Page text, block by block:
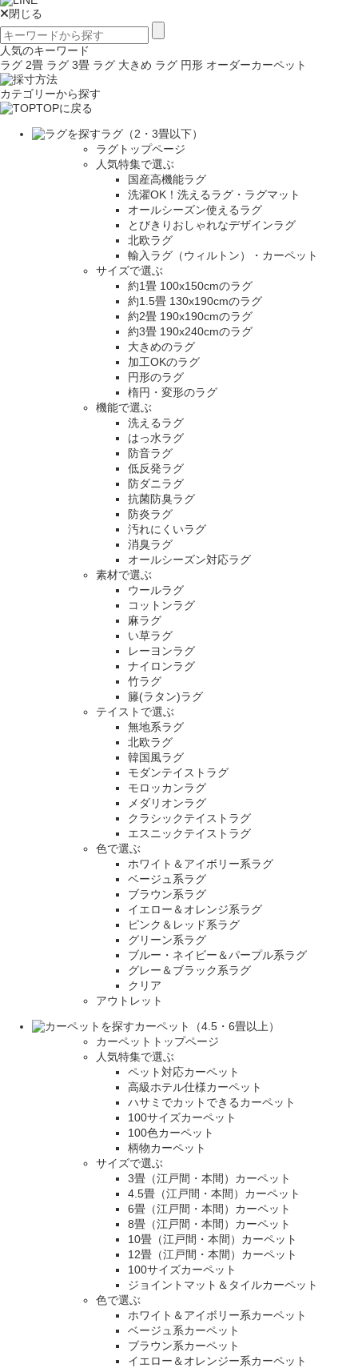
閉じる
人気のキーワード
ラグ 2畳 ラグ 3畳 ラグ 大きめ ラグ 円形 オーダーカーペット
カテゴリーから探す
TOPに戻る
ラグ（2・3畳以下）
ラグトップページ
人気特集で選ぶ
国産高機能ラグ
洗濯OK！洗えるラグ・ラグマット
オールシーズン使えるラグ
とびきりおしゃれなデザインラグ
北欧ラグ
輸入ラグ（ウィルトン）・カーペット
サイズで選ぶ
約1畳 100x150cmのラグ
約1.5畳 130x190cmのラグ
約2畳 190x190cmのラグ
約3畳 190x240cmのラグ
大きめのラグ
加工OKのラグ
円形のラグ
楕円・変形のラグ
機能で選ぶ
洗えるラグ
はっ水ラグ
防音ラグ
低反発ラグ
防ダニラグ
抗菌防臭ラグ
防炎ラグ
汚れにくいラグ
消臭ラグ
オールシーズン対応ラグ
素材で選ぶ
ウールラグ
コットンラグ
麻ラグ
い草ラグ
レーヨンラグ
ナイロンラグ
竹ラグ
籐(ラタン)ラグ
テイストで選ぶ
無地系ラグ
北欧ラグ
韓国風ラグ
モダンテイストラグ
モロッカンラグ
メダリオンラグ
クラシックテイストラグ
エスニックテイストラグ
色で選ぶ
ホワイト＆アイボリー系ラグ
ベージュ系ラグ
ブラウン系ラグ
イエロー＆オレンジ系ラグ
ピンク＆レッド系ラグ
グリーン系ラグ
ブルー・ネイビー＆パープル系ラグ
グレー＆ブラック系ラグ
クリア
アウトレット
カーペット（4.5・6畳以上）
カーペットトップページ
人気特集で選ぶ
ペット対応カーペット
高級ホテル仕様カーペット
ハサミでカットできるカーペット
100サイズカーペット
100色カーペット
柄物カーペット
サイズで選ぶ
3畳（江戸間・本間）カーペット
4.5畳（江戸間・本間）カーペット
6畳（江戸間・本間）カーペット
8畳（江戸間・本間）カーペット
10畳（江戸間・本間）カーペット
12畳（江戸間・本間）カーペット
100サイズカーペット
ジョイントマット＆タイルカーペット
色で選ぶ
ホワイト＆アイボリー系カーペット
ベージュ系カーペット
ブラウン系カーペット
イエロー＆オレンジー系カーペット